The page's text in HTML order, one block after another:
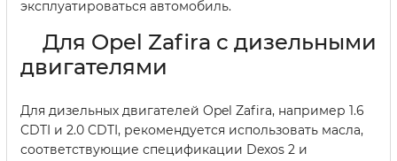
эксплуатироваться автомобиль.
Для Opel Zafira с дизельными
двигателями
Для дизельных двигателей Opel Zafira, например 1.6
CDTI и 2.0 CDTI, рекомендуется использовать масла,
соответствующие спецификации Dexos 2 и